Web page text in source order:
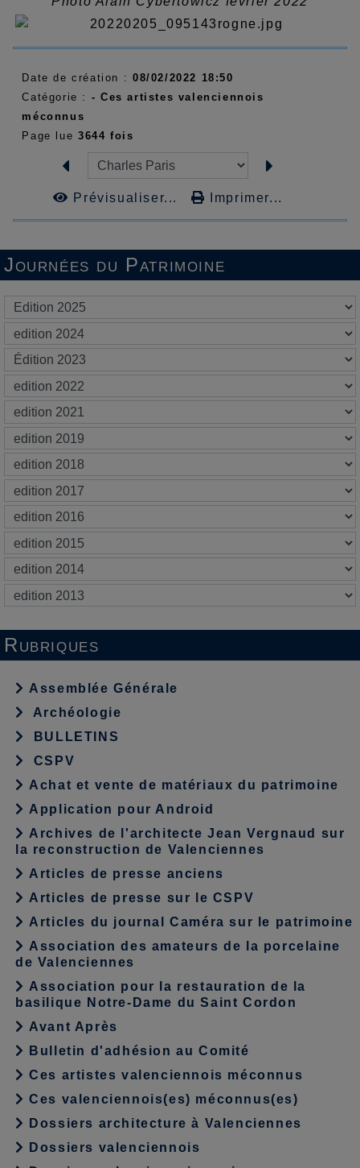
Journées du Patrimoine
Rubriques
Assemblée Générale
Archéologie
BULLETINS
CSPV
Achat et vente de matériaux du patrimoine
Application pour Android
Archives de l'architecte Jean Vergnaud sur
la reconstruction de Valenciennes
Articles de presse anciens
Articles de presse sur le CSPV
Articles du journal Caméra sur le patrimoine
Association des amateurs de la porcelaine
de Valenciennes
Association pour la restauration de la
basilique Notre-Dame du Saint Cordon
Avant Après
Bulletin d'adhésion au Comité
Ces artistes valenciennois méconnus
Ces valenciennois(es) méconnus(es)
Dossiers architecture à Valenciennes
Dossiers valenciennois
Date de création : 08/02/2022 18:50
Catégorie : - Ces artistes valenciennois
méconnus
Page lue 3644 fois
Prévisualiser... Imprimer...